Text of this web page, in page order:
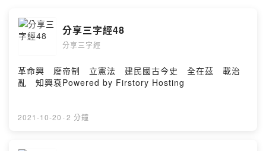
分享三字經48
分享三字經
革命興 廢帝制 立憲法 建民國古今史 全在茲 載治
亂 知興衰Powered by Firstory Hosting
2021-10-20 · 2 分鐘